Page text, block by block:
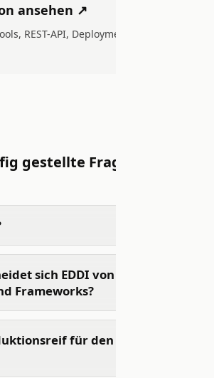
ansehen ↗
REST-API, Deployment-Guides und
gestellte Fragen
sich EDDI von KI-
Frameworks?
für den Enterprise-